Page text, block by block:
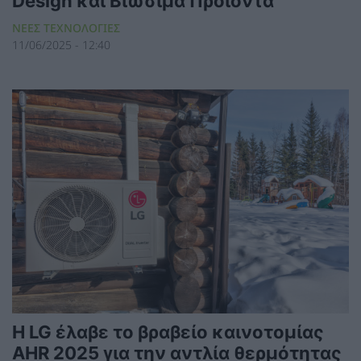
ΝΕΕΣ ΤΕΧΝΟΛΟΓΙΕΣ
11/06/2025 - 12:40
Η LG έλαβε το βραβείο καινοτομίας
AHR 2025 για την αντλία θερμότητας